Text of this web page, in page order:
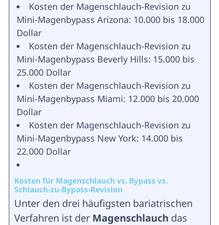
Kosten der Magenschlauch-Revision zu
Mini-Magenbypass Arizona: 10.000 bis 18.000
Dollar
Kosten der Magenschlauch-Revision zu
Mini-Magenbypass Beverly Hills: 15.000 bis
25.000 Dollar
Kosten der Magenschlauch-Revision zu
Mini-Magenbypass Miami: 12.000 bis 20.000
Dollar
Kosten der Magenschlauch-Revision zu
Mini-Magenbypass New York: 14.000 bis
22.000 Dollar
Kosten für Magenschlauch vs. Bypass vs.
Schlauch-zu-Bypass-Revision
Unter den drei häufigsten bariatrischen
Verfahren ist der Magenschlauch das